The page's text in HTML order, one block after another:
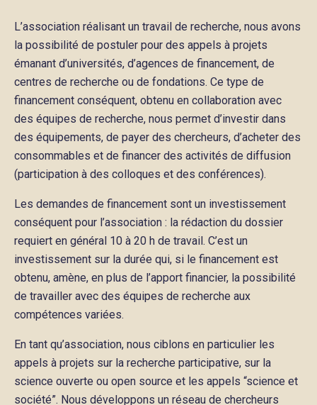
L’association réalisant un travail de recherche, nous avons
la possibilité de postuler pour des appels à projets
émanant d’universités, d’agences de financement, de
centres de recherche ou de fondations. Ce type de
financement conséquent, obtenu en collaboration avec
des équipes de recherche, nous permet d’investir dans
des équipements, de payer des chercheurs, d’acheter des
consommables et de financer des activités de diffusion
(participation à des colloques et des conférences).
Les demandes de financement sont un investissement
conséquent pour l’association : la rédaction du dossier
requiert en général 10 à 20 h de travail. C’est un
investissement sur la durée qui, si le financement est
obtenu, amène, en plus de l’apport financier, la possibilité
de travailler avec des équipes de recherche aux
compétences variées.
En tant qu’association, nous ciblons en particulier les
appels à projets sur la recherche participative, sur la
science ouverte ou open source et les appels “science et
société”. Nous développons un réseau de chercheurs